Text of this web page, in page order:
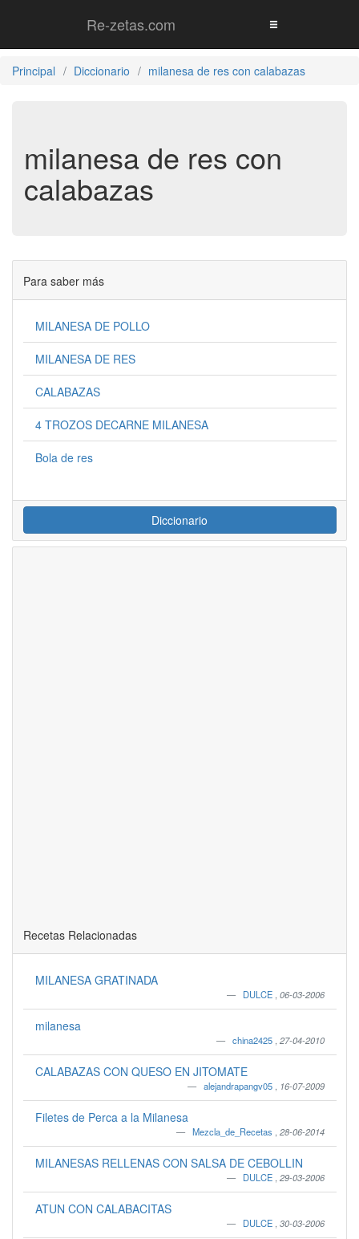
Re-zetas.com
Principal Diccionario milanesa de res con calabazas
milanesa de res con
calabazas
Para saber más
MILANESA DE POLLO
MILANESA DE RES
CALABAZAS
4 TROZOS DECARNE MILANESA
Bola de res
Diccionario
Recetas Relacionadas
MILANESA GRATINADA
DULCE 06-03-2006
milanesa
china2425 27-04-2010
CALABAZAS CON QUESO EN JITOMATE
alejandrapangv05 16-07-2009
Filetes de Perca a la Milanesa
Mezcla_de_Recetas 28-06-2014
MILANESAS RELLENAS CON SALSA DE CEBOLLIN
DULCE 29-03-2006
ATUN CON CALABACITAS
DULCE 30-03-2006